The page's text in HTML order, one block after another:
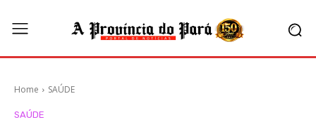
Home SAÚDE
SAÚDE